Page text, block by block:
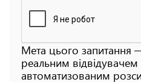
Мета цього запитання
реальним відвідувачем
автоматизованим